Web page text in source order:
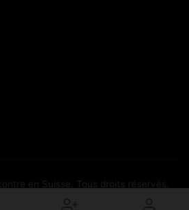
en Suisse. Tous droits réservés.